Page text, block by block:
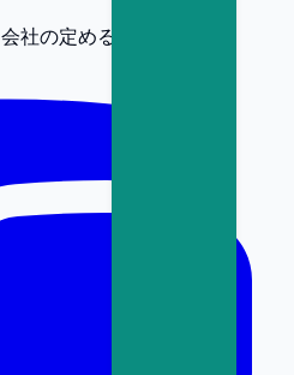
会社の定める業務